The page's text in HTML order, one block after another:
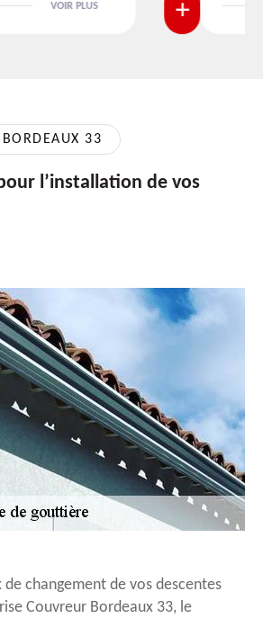
VOIR PLUS
33
l’installation de vos
changement de vos descentes
Couvreur Bordeaux 33, le